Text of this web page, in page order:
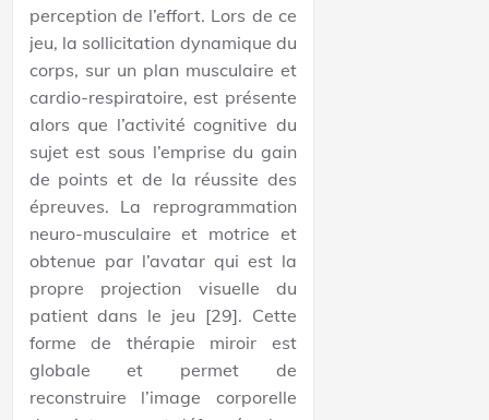
perception de l’effort. Lors de ce
jeu, la sollicitation dynamique du
corps, sur un plan musculaire et
cardio-respiratoire, est présente
alors que l’activité cognitive du
sujet est sous l’emprise du gain
de points et de la réussite des
épreuves. La reprogrammation
neuro-musculaire et motrice et
obtenue par l’avatar qui est la
propre projection visuelle du
patient dans le jeu [29]. Cette
forme de thérapie miroir est
globale et permet de
reconstruire l’image corporelle